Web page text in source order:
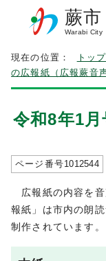
蕨市
Warabi City
現在の位置： トッ
の広報紙（広報蕨音
令和8年1月
ページ番号1012544
広報紙の内容を音
報紙」は市内の朗
制作されています。